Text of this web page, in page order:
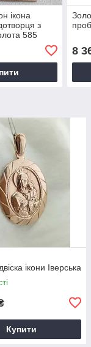
ікона
з
585
8
ікони Іверська
Купити